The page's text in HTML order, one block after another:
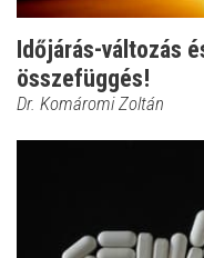
Időjárás-változás
összefüggés!
Dr. Komáromi Zoltán